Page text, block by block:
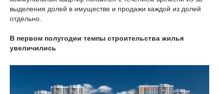
выделения долей в имуществе и продажи каждой из долей
отдельно.
В первом полугодии темпы строительства жилья
увеличились